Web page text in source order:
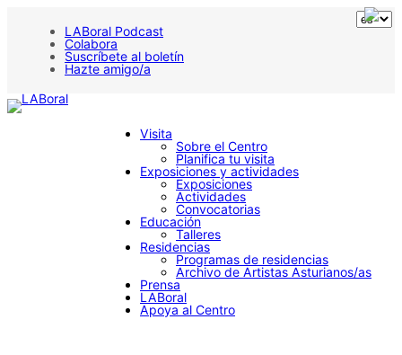
LABoral Podcast
Colabora
Suscríbete al boletín
Hazte amigo/a
Visita
Sobre el Centro
Planifica tu visita
Exposiciones y actividades
Exposiciones
Actividades
Convocatorias
Educación
Talleres
Residencias
Programas de residencias
Archivo de Artistas Asturianos/as
Prensa
LABoral
Apoya al Centro